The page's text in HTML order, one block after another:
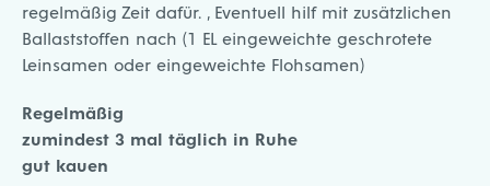
regelmäßig Zeit dafür. , Eventuell hilf mit zusätzlichen
Ballaststoffen nach (1 EL eingeweichte geschrotete
Leinsamen oder eingeweichte Flohsamen)
Regelmäßig
zumindest 3 mal täglich in Ruhe
gut kauen